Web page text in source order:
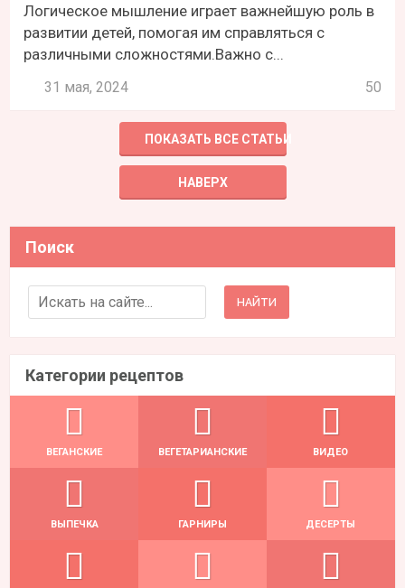
Логическое мышление играет важнейшую роль в
развитии детей, помогая им справляться с
различными сложностями.Важно с...
31 мая, 2024 50
ПОКАЗАТЬ ВСЕ СТАТЬИ
НАВЕРХ
Поиск
Search for:
Категории рецептов
ВЕГАНСКИЕ ВЕГЕТАРИАНСКИЕ ВИДЕО
ВЫПЕЧКА ГАРНИРЫ ДЕСЕРТЫ